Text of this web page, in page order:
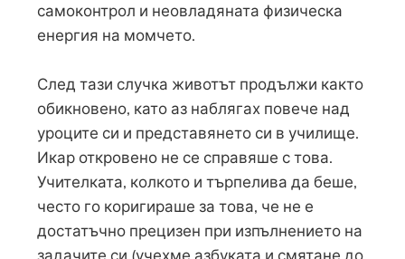
самоконтрол и неовладяната физическа
енергия на момчето.
След тази случка животът продължи както
обикновено, като аз наблягах повече над
уроците си и представянето си в училище.
Икар откровено не се справяше с това.
Учителката, колкото и търпелива да беше,
често го коригираше за това, че не е
достатъчно прецизен при изпълнението на